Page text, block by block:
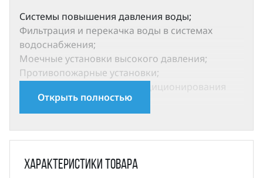
Системы повышения давления воды;
Фильтрация и перекачка воды в системах
водоснабжения;
Моечные установки высокого давления;
Противопожарные установки;
Cистемы охлаждения и кондиционирования
воздуха;
Системы питания паровых котлов и перекачка
конденсата;
Системы охлаждения инструмента
металлорежущих станков (подача смазочно-
охлаждающей эмульсии) и т.д.;
Открыть полностью
Характеристики товара